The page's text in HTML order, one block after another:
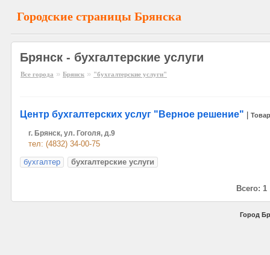
Городские страницы Брянска
Брянск - бухгалтерские услуги
Все города » Брянск » "бухгалтерские услуги"
Центр бухгалтерских услуг "Верное решение"
г. Брянск, ул. Гоголя, д.9
тел: (4832) 34-00-75
бухгалтер
бухгалтерские услуги
Всего: 1
Город